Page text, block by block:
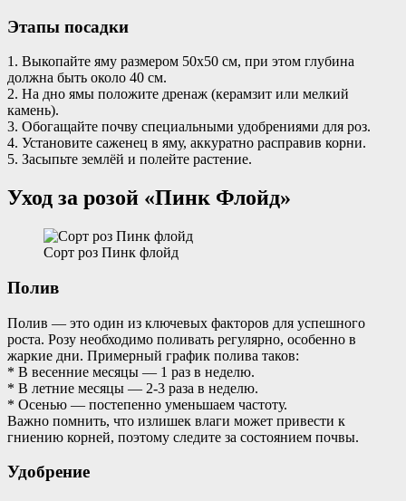
Этапы посадки
1. Выкопайте яму размером 50х50 см, при этом глубина
должна быть около 40 см.
2. На дно ямы положите дренаж (керамзит или мелкий
камень).
3. Обогащайте почву специальными удобрениями для роз.
4. Установите саженец в яму, аккуратно расправив корни.
5. Засыпьте землёй и полейте растение.
Уход за розой «Пинк Флойд»
Сорт роз Пинк флойд
Полив
Полив — это один из ключевых факторов для успешного
роста. Розу необходимо поливать регулярно, особенно в
жаркие дни. Примерный график полива таков:
* В весенние месяцы — 1 раз в неделю.
* В летние месяцы — 2-3 раза в неделю.
* Осенью — постепенно уменьшаем частоту.
Важно помнить, что излишек влаги может привести к
гниению корней, поэтому следите за состоянием почвы.
Удобрение